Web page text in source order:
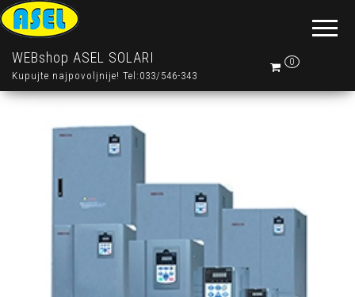
WEBshop ASEL SOLARI
Kupujte najpovoljnije! Tel:033/546-343
0